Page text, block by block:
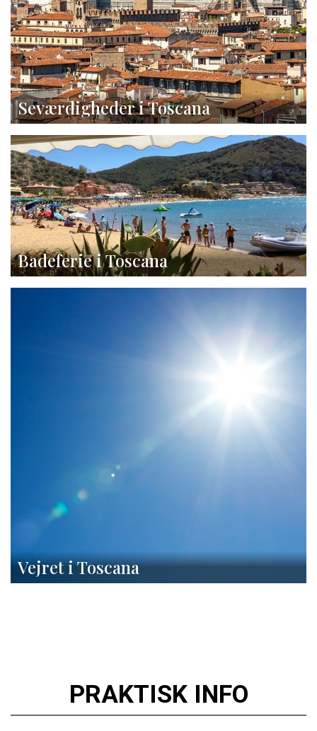
Seværdigheder i Toscana
Badeferie i Toscana
Vejret i Toscana
PRAKTISK INFO